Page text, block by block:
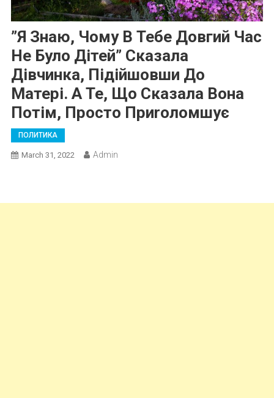
”Я Знаю, Чому В Тебе Довгий Час
Не Було Дітей” Сказала
Дівчинка, Підійшовши До
Матері. А Те, Що Сказала Вона
Потім, Просто Приrоломшує
ПОЛИТИКА
March 31, 2022 Admin